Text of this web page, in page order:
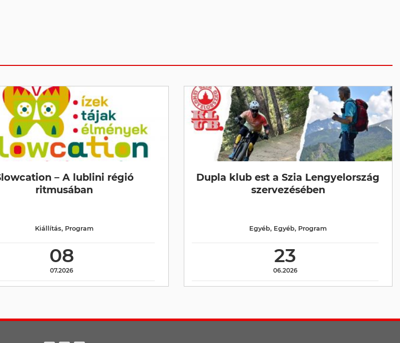
– A lublini régió
ritmusában
08
07.2026
Kiállítás, Program
Dupla klub est a Szia Lengyelország
szervezésében
23
06.2026
Egyéb, Egyéb, Program